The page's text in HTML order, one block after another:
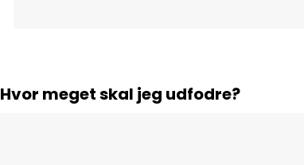
Hvor meget skal jeg udfodre?